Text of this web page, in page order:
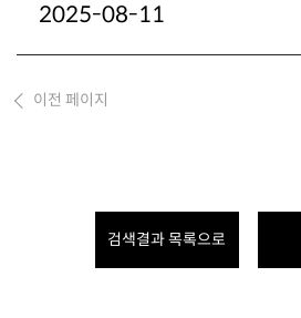
2025-08-11
이전 페이지
검색결과 목록으로